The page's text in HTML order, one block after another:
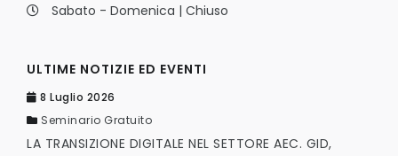
Sabato - Domenica | Chiuso
ULTIME NOTIZIE ED EVENTI
8 Luglio 2026
Seminario Gratuito
LA TRANSIZIONE DIGITALE NEL SETTORE AEC. GID,